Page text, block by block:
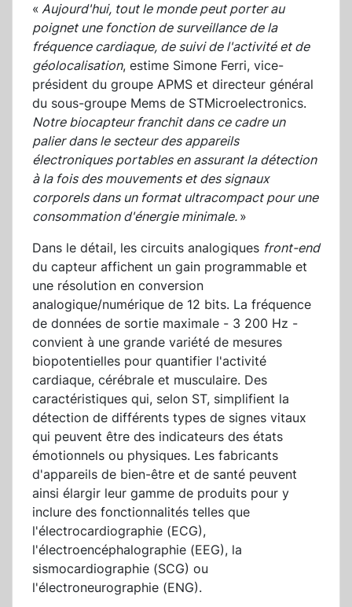
« Aujourd'hui, tout le monde peut porter au
poignet une fonction de surveillance de la
fréquence cardiaque, de suivi de l'activité et de
géolocalisation, estime Simone Ferri, vice-
président du groupe APMS et directeur général
du sous-groupe Mems de STMicroelectronics.
Notre biocapteur franchit dans ce cadre un
palier dans le secteur des appareils
électroniques portables en assurant la détection
à la fois des mouvements et des signaux
corporels dans un format ultracompact pour une
consommation d'énergie minimale. »
Dans le détail, les circuits analogiques front-end
du capteur affichent un gain programmable et
une résolution en conversion
analogique/numérique de 12 bits. La fréquence
de données de sortie maximale - 3 200 Hz -
convient à une grande variété de mesures
biopotentielles pour quantifier l'activité
cardiaque, cérébrale et musculaire. Des
caractéristiques qui, selon ST, simplifient la
détection de différents types de signes vitaux
qui peuvent être des indicateurs des états
émotionnels ou physiques. Les fabricants
d'appareils de bien-être et de santé peuvent
ainsi élargir leur gamme de produits pour y
inclure des fonctionnalités telles que
l'électrocardiographie (ECG),
l'électroencéphalographie (EEG), la
sismocardiographie (SCG) ou
l'électroneurographie (ENG).